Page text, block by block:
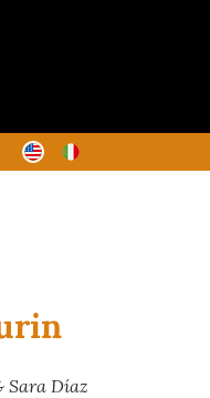
Sara Díaz